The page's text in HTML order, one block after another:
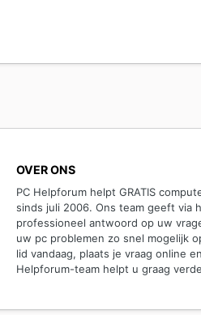
OVER ONS
PC Helpforum helpt GRATIS
sinds juli 2006. Ons team geeft via
professioneel antwoord op uw
uw pc problemen zo snel mogelijk
lid vandaag, plaats je vraag online
Helpforum-team helpt u graag